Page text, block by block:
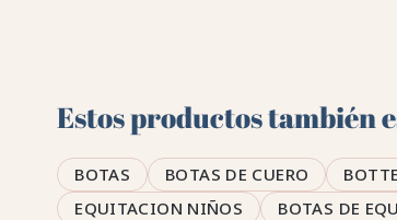
Estos productos también
BOTAS BOTAS DE CUERO
EQUITACION NIÑOS
BOTAS DE